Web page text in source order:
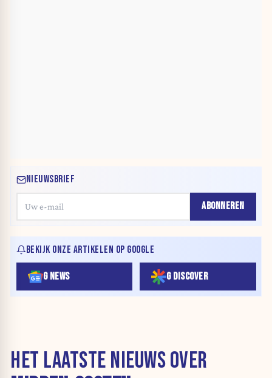
NIEUWSBRIEF
ABONNEREN
BEKIJK ONZE ARTIKELEN OP GOOGLE
G NEWS G DISCOVER
HET LAATSTE NIEUWS OVER